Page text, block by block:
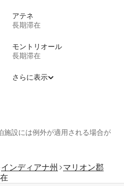
アテネ
長期滞在
モントリオール
長期滞在
さらに表示
施設には例外が適用される場合が
インディアナ州
マリオン郡